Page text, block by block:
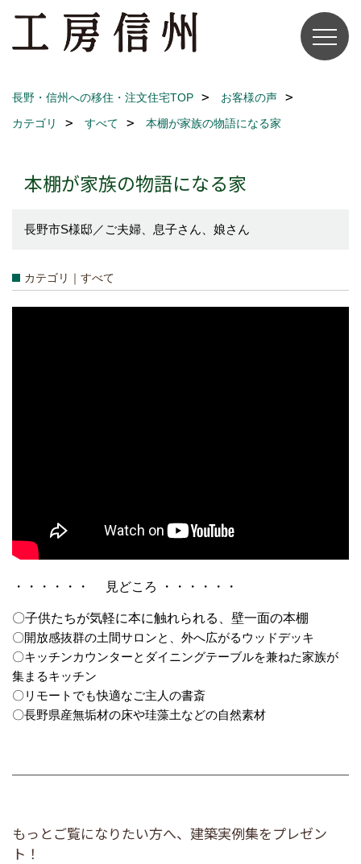
長野・信州への移住・注文住宅TOP
お客様の声
カテゴリ
すべて 本棚が家族の物語になる家
本棚が家族の物語になる家
長野市S様邸／ご夫婦、息子さん、娘さん
カテゴリ｜すべて
・・・・・・ 見どころ ・・・・・・
〇子供たちが気軽に本に触れられる、壁一面の本棚
〇開放感抜群の土間サロンと、外へ広がるウッドデッキ
〇キッチンカウンターとダイニングテーブルを兼ねた家族が
集まるキッチン
〇リモートでも快適なご主人の書斎
〇長野県産無垢材の床や珪藻土などの自然素材
もっとご覧になりたい方へ、建築実例集をプレゼン
ト！